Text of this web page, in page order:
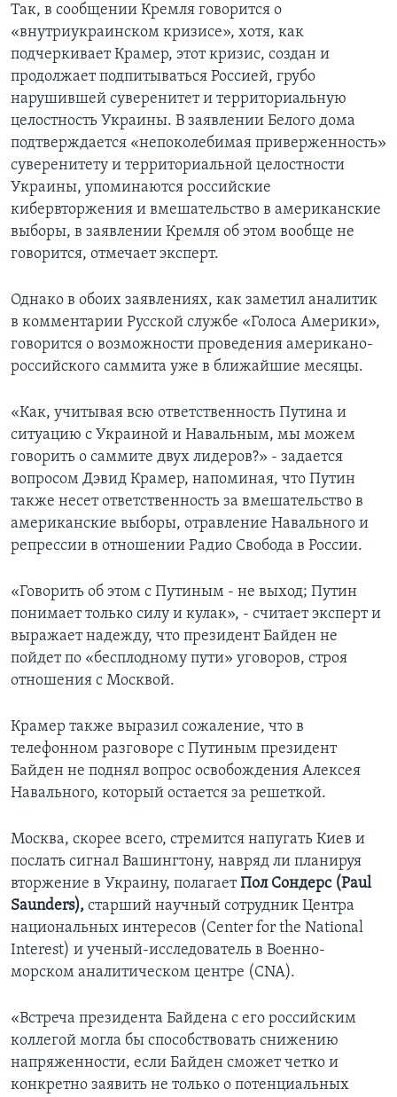
Так, в сообщении Кремля говорится о
«внутриукраинском кризисе», хотя, как
подчеркивает Крамер, этот кризис, создан и
продолжает подпитываться Россией, грубо
нарушившей суверенитет и территориальную
целостность Украины. В заявлении Белого дома
подтверждается «непоколебимая приверженность»
суверенитету и территориальной целостности
Украины, упоминаются российские
кибервторжения и вмешательство в американские
выборы, в заявлении Кремля об этом вообще не
говорится, отмечает эксперт.
Однако в обоих заявлениях, как заметил аналитик
в комментарии Русской службе «Голоса Америки»,
говорится о возможности проведения американо-
российского саммита уже в ближайшие месяцы.
«Как, учитывая всю ответственность Путина и
ситуацию с Украиной и Навальным, мы можем
говорить о саммите двух лидеров?» - задается
вопросом Дэвид Крамер, напоминая, что Путин
также несет ответственность за вмешательство в
американские выборы, отравление Навального и
репрессии в отношении Радио Свобода в России.
«Говорить об этом с Путиным - не выход; Путин
понимает только силу и кулак», - считает эксперт и
выражает надежду, что президент Байден не
пойдет по «бесплодному пути» уговоров, строя
отношения с Москвой.
Крамер также выразил сожаление, что в
телефонном разговоре с Путиным президент
Байден не поднял вопрос освобождения Алексея
Навального, который остается за решеткой.
Москва, скорее всего, стремится напугать Киев и
послать сигнал Вашингтону, навряд ли планируя
вторжение в Украину, полагаетПол Сондерс (Paul
Saunders), старший научный сотрудник Центра
национальных интересов (Center for the National
Interest) и ученый-исследователь в Военно-
морском аналитическом центре (CNA).
«Встреча президента Байдена с его российским
коллегой могла бы способствовать снижению
напряженности, если Байден сможет четко и
конкретно заявить не только о потенциальных